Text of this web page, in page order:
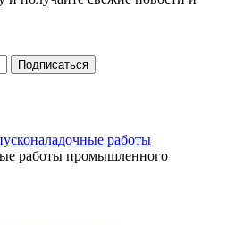
работы
работы промышленного